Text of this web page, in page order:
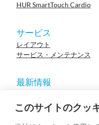
このサイトのクッ
HUR SmartTouch Cardio
サービス
レイアウト
サービス・メンテナンス
最新情報
参考施設
イベント